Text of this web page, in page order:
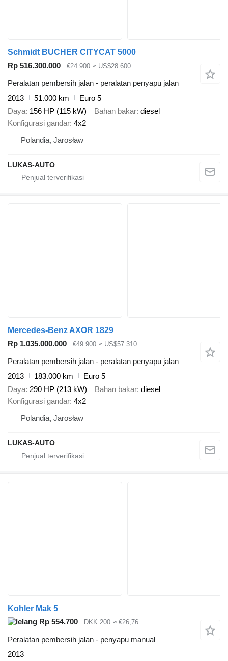
Schmidt BUCHER CITYCAT 5000
Rp 516.300.000
€24.900 ≈ US$28.600
Peralatan pembersih jalan - peralatan penyapu jalan
2013
51.000 km
Euro 5
Daya 156 HP (115 kW) Bahan bakar diesel
Konfigurasi gandar 4x2
Polandia, Jarosław
LUKAS-AUTO
Mercedes-Benz AXOR 1829
Rp 1.035.000.000
€49.900 ≈ US$57.310
Peralatan pembersih jalan - peralatan penyapu jalan
2013
183.000 km
Euro 5
Daya 290 HP (213 kW) Bahan bakar diesel
Konfigurasi gandar 4x2
Polandia, Jarosław
LUKAS-AUTO
Kohler Mak 5
Rp 554.700
DKK 200 ≈ €26,76
Peralatan pembersih jalan - penyapu manual
2013